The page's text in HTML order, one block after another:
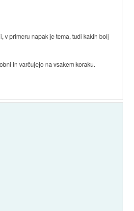
v primeru napak je tema, tudi kakih bolj
in varčujejo na vsakem koraku.